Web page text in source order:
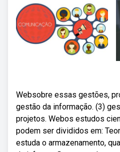
Websobre essas gestões,
gestão da informação. (3)
projetos. Webos estudos
podem ser divididos em:
estuda o armazenamento,